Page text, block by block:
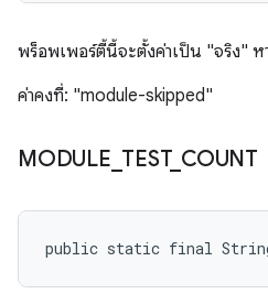
พร็อพเพอร์ตี้นี้จะตั้งค่าเป็น "จริง" ห
ค่าคงที่: "module-skipped"
MODULE TEST_ COUNT
public static final String